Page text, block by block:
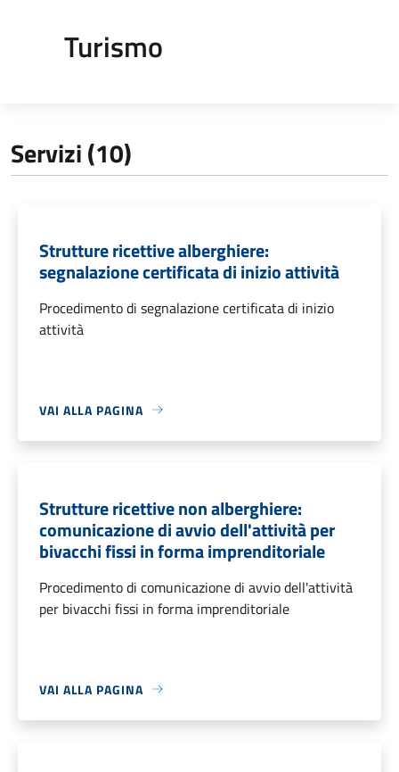
Turismo
Servizi (10)
Strutture ricettive alberghiere:
segnalazione certificata di inizio attività
Procedimento di segnalazione certificata di inizio
attività
VAI ALLA PAGINA
Strutture ricettive non alberghiere:
comunicazione di avvio dell'attività per
bivacchi fissi in forma imprenditoriale
Procedimento di comunicazione di avvio dell'attività
per bivacchi fissi in forma imprenditoriale
VAI ALLA PAGINA